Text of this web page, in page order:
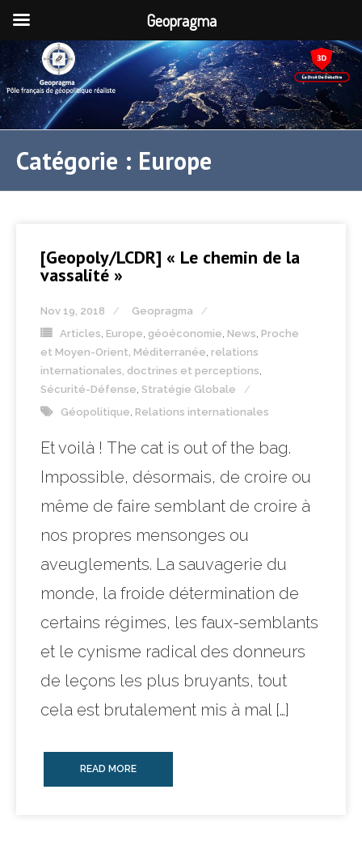
Catégorie : Europe
[Geopoly/LCDR] « Le chemin de la
vassalité »
Nov 19, 2018
Geopragma
Articles Europe géoéconomie News Proche
et Moyen-Orient, Méditerranée relations
internationales, doctrines et perceptions
Sécurité-Défense Stratégie Globale
Géopolitique Relations internationales
Et voilà ! The cat is out of the bag.
Impossible, désormais, de croire ou
même de faire semblant de croire à
nos propres mensonges ou
aveuglements. La sauvagerie du
monde, la froide détermination de
certains régimes, les faux-semblants
et le cynisme radical des donneurs
de leçons les plus bruyants, tout
cela est brutalement mis à mal […]
READ MORE
Geopragma